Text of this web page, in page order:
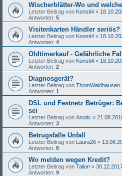
Wischerblätter-Wo und
Letzter Beitrag von Konsti4 «
Antworten: 5
Visitenkarten Händler seriös?
Letzter Beitrag von Konsti4 «
Antworten: 4
Oldtimerkauf - Gefährliche
Letzter Beitrag von Konsti4 «
Antworten: 2
Diagnosgerät?
Letzter Beitrag von ThomWaldhausen
Antworten: 1
DSL und Festnetz Betrüger:
sei
Letzter Beitrag von Anutic «
Antworten: 3
Betrugsfalle Unfall
Letzter Beitrag von Laura26 «
Antworten: 6
Wo melden wegen Kredit?
Letzter Beitrag von Talion «
Antworten: 9